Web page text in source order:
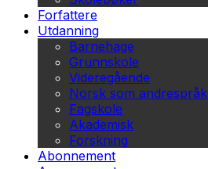
Forfattere
Utdanning
Barnehage
Grunnskole
Videregående
Norsk som andrespråk
Fagskole
Akademisk
Forskning
Abonnement